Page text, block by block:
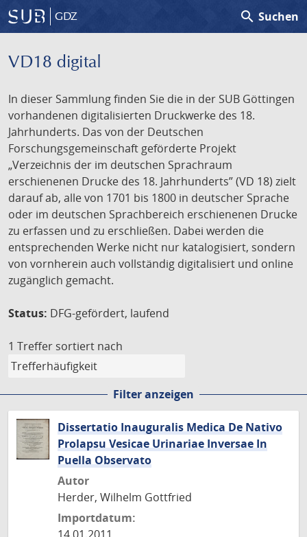
GDZ search Suchen
VD18 digital
In dieser Sammlung finden Sie die in der SUB Göttingen
vorhandenen digitalisierten Druckwerke des 18.
Jahrhunderts. Das von der Deutschen
Forschungsgemeinschaft geförderte Projekt
„Verzeichnis der im deutschen Sprachraum
erschienenen Drucke des 18. Jahrhunderts” (VD 18) zielt
darauf ab, alle von 1701 bis 1800 in deutscher Sprache
oder im deutschen Sprachbereich erschienenen Drucke
zu erfassen und zu erschließen. Dabei werden die
entsprechenden Werke nicht nur katalogisiert, sondern
von vornherein auch vollständig digitalisiert und online
zugänglich gemacht.
Status: DFG-gefördert, laufend
1 Treffer sortiert nach
Filter anzeigen
Dissertatio Inauguralis Medica De Nativo
Prolapsu Vesicae Urinariae Inversae In
Puella Observato
Autor
Herder, Wilhelm Gottfried
Importdatum: